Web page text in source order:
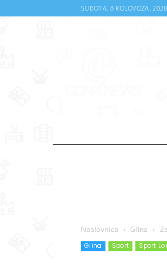
SUBOTA, 8 KOLOVOZA, 2026
Naslovnica Glina
Glina Sport Sport